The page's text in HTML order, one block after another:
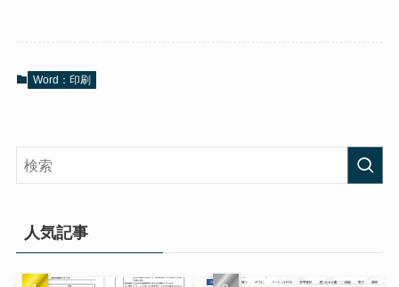
Word：印刷
人気記事